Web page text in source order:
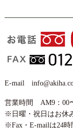
2025/04/07
【4月9日／サー
平素よりあきは
うございます。
したので、ご案
はWEBサイトの
便とご迷惑をお
うお願い申し上
E-mail
営業時間 AM9：00
※日曜・祝日はお休
※Fax・E-mailは24